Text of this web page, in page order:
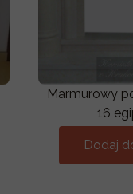
Dodaj
Marmurowy
16